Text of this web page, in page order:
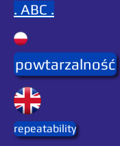
. ABC .
powtarzalność
repeatability